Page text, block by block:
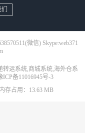
微信) Skype:web371
转运系统,商城系统,海外仓系
ICP备11016945号-3
存占用：13.63 MB